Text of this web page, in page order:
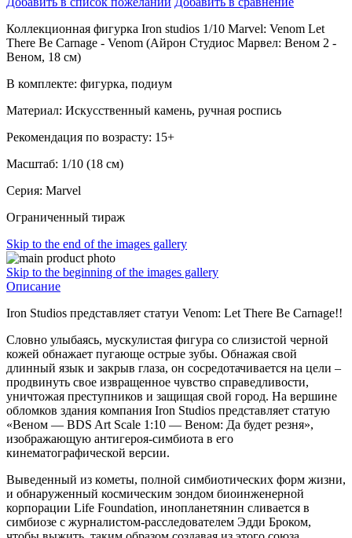
Коллекционная фигурка Iron studios 1/10 Marvel: Venom Let
There Be Carnage - Venom (Айрон Студиос Марвел: Веном 2 -
Веном, 18 см)
В комплекте: фигурка, подиум
Материал: Искусственный камень, ручная роспись
Рекомендация по возрасту: 15+
Масштаб: 1/10 (18 см)
Серия: Marvel
Ограниченный тираж
Skip to the end of the images gallery
Skip to the beginning of the images gallery
Описание
Iron Studios представляет статуи Venom: Let There Be Carnage!!
Словно улыбаясь, мускулистая фигура со слизистой черной
кожей обнажает пугающе острые зубы. Обнажая свой
длинный язык и закрыв глаза, он сосредотачивается на цели –
продвинуть свое извращенное чувство справедливости,
уничтожая преступников и защищая свой город. На вершине
обломков здания компания Iron Studios представляет статую
«Веном — BDS Art Scale 1:10 — Веном: Да будет резня»,
изображающую антигероя-симбиота в его
кинематографической версии.
Выведенный из кометы, полной симбиотических форм жизни,
и обнаруженный космическим зондом биоинженерной
корпорации Life Foundation, инопланетянин сливается в
симбиозе с журналистом-расследователем Эдди Броком,